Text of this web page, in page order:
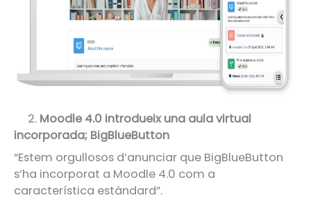
2. Moodle 4.0 introdueix una aula virtual
incorporada; BigBlueButton
“Estem orgullosos d’anunciar que BigBlueButton
s’ha incorporat a Moodle 4.0 com a
característica estàndard”.